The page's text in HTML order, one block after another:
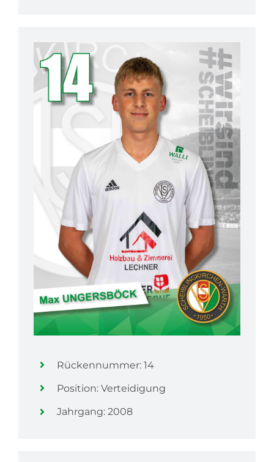
Rückennummer: 14
Position: Verteidigung
Jahrgang: 2008